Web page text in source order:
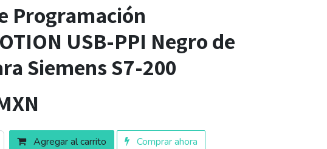
Programación
USB-PPI Negro de
Siemens S7-200
Agregar al carrito Comprar ahora